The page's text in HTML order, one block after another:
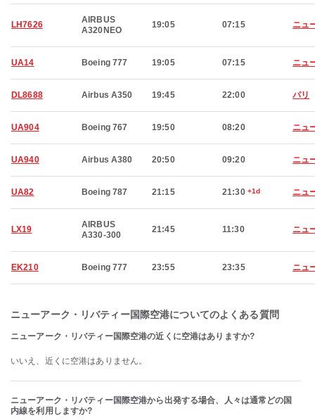
LH7626
AIRBUS
A320NEO
19:05 07:15 ニュ
UA14 Boeing 777 19:05 07:15 ニュ
DL8688 Airbus A350 19:45 22:00 パリ
UA904 Boeing 767 19:50 08:20 ニュ
UA940 Airbus A380 20:50 09:20 ニュ
UA82 Boeing 787 21:15 21:30 +1d ニュ
LX19
AIRBUS
A330-300
21:45 11:30 ニュ
EK210 Boeing 777 23:55 23:35 ニュ
ニューアーク・リバティー国際空港についてのよくある質問
ニューアーク・リバティー国際空港の近くに空港はありますか?
いいえ、近くに空港はありません。
ニューアーク・リバティー国際空港から出発する場合、人々は通常どの国
内線を利用しますか?